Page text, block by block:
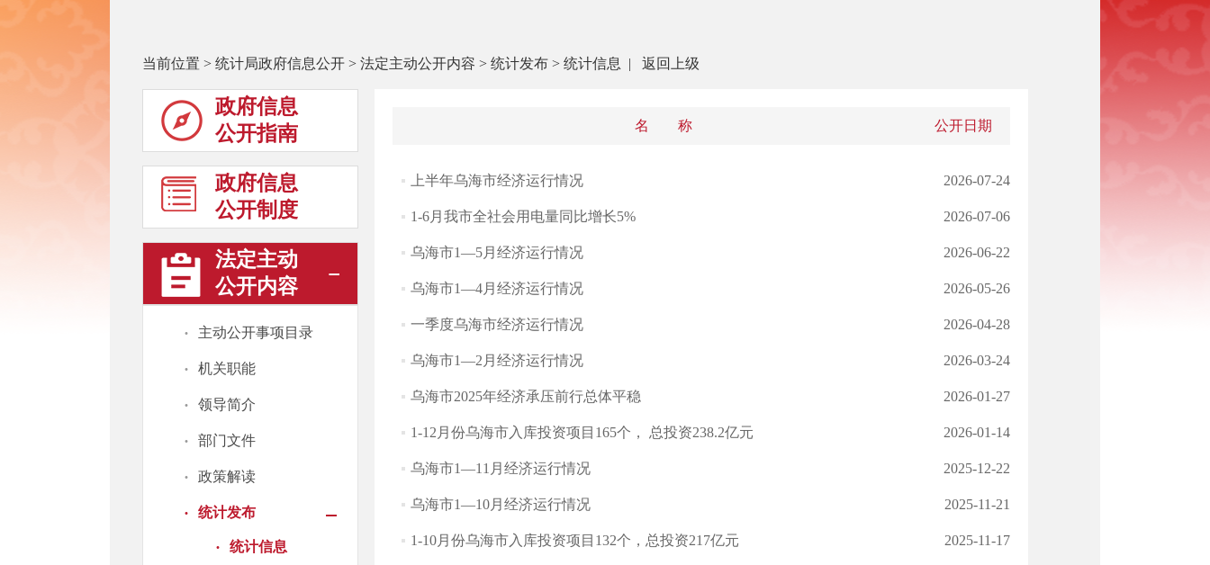
当前位置 > 统计局政府信息公开 > 法定主动公开内容 > 统计发布 > 统计信息 | 返回上级
政府信息
公开指南
政府信息
公开制度
法定主动
公开内容
· 主动公开事项目录
· 机关职能
· 领导简介
· 部门文件
· 政策解读
· 统计发布
· 统计信息
名 称 公开日期
上半年乌海市经济运行情况 2026-07-24
1-6月我市全社会用电量同比增长5% 2026-07-06
乌海市1—5月经济运行情况 2026-06-22
乌海市1—4月经济运行情况 2026-05-26
一季度乌海市经济运行情况 2026-04-28
乌海市1—2月经济运行情况 2026-03-24
乌海市2025年经济承压前行总体平稳 2026-01-27
1-12月份乌海市入库投资项目165个， 总投资238.2亿元 2026-01-14
乌海市1—11月经济运行情况 2025-12-22
乌海市1—10月经济运行情况 2025-11-21
1-10月份乌海市入库投资项目132个，总投资217亿元 2025-11-17